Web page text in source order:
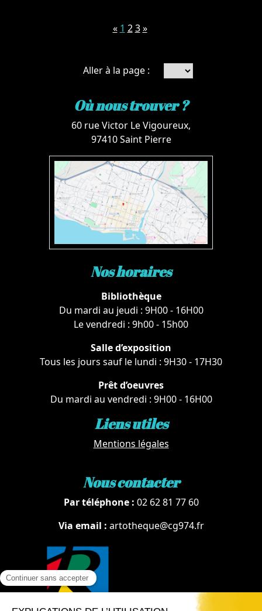
« 1 2 3 »
Aller à la page :
Où nous trouver ?
60 rue Victor Le Vigoureux,
97410 Saint Pierre
Nos horaires
Bibliothèque
Du mardi au jeudi : 9H00 - 16H00
Le vendredi : 9h00 - 15h00
Salle d’exposition
Tous les jours sauf le lundi : 9H30 - 17H30
Prêt d’oeuvres
Du mardi au vendredi : 9H00 - 16H00
Liens utiles
Mentions légales
Nous contacter
Par téléphone : 02 62 81 77 60
Via email : artotheque@cg974.fr